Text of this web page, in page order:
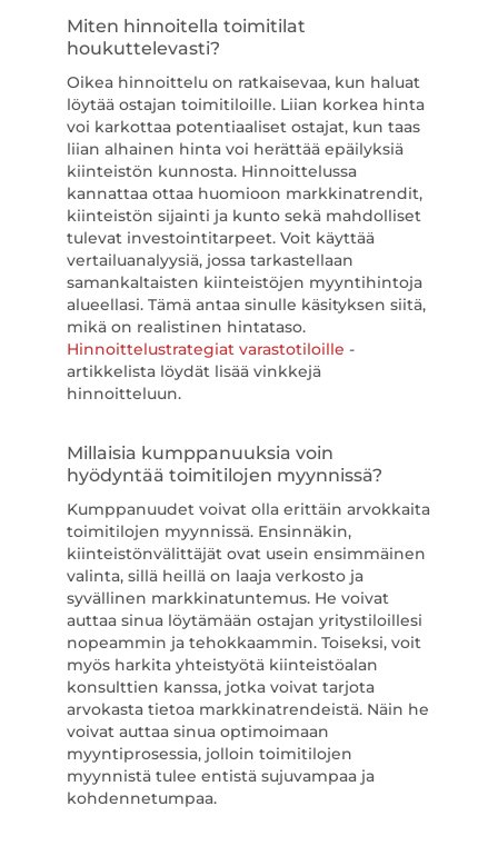
Miten hinnoitella toimitilat
houkuttelevasti?
Oikea hinnoittelu on ratkaisevaa, kun haluat
löytää ostajan toimitiloille. Liian korkea hinta
voi karkottaa potentiaaliset ostajat, kun taas
liian alhainen hinta voi herättää epäilyksiä
kiinteistön kunnosta. Hinnoittelussa
kannattaa ottaa huomioon markkinatrendit,
kiinteistön sijainti ja kunto sekä mahdolliset
tulevat investointitarpeet. Voit käyttää
vertailuanalyysiä, jossa tarkastellaan
samankaltaisten kiinteistöjen myyntihintoja
alueellasi. Tämä antaa sinulle käsityksen siitä,
mikä on realistinen hintataso.
Hinnoittelustrategiat varastotiloille -
artikkelista löydät lisää vinkkejä
hinnoitteluun.
Millaisia kumppanuuksia voin
hyödyntää toimitilojen myynnissä?
Kumppanuudet voivat olla erittäin arvokkaita
toimitilojen myynnissä. Ensinnäkin,
kiinteistönvälittäjät ovat usein ensimmäinen
valinta, sillä heillä on laaja verkosto ja
syvällinen markkinatuntemus. He voivat
auttaa sinua löytämään ostajan yritystiloillesi
nopeammin ja tehokkaammin. Toiseksi, voit
myös harkita yhteistyötä kiinteistöalan
konsulttien kanssa, jotka voivat tarjota
arvokasta tietoa markkinatrendeistä. Näin he
voivat auttaa sinua optimoimaan
myyntiprosessia, jolloin toimitilojen
myynnistä tulee entistä sujuvampaa ja
kohdennetumpaa.